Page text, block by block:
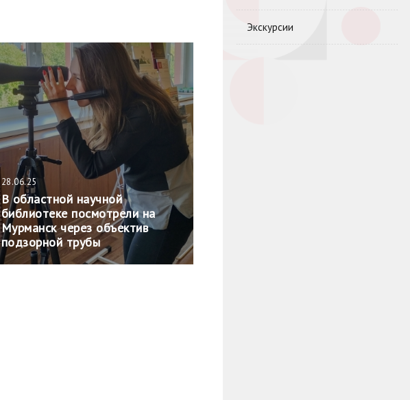
28.06.25
В областной научной
библиотеке посмотрели на
Мурманск через объектив
подзорной трубы
Экскурсии